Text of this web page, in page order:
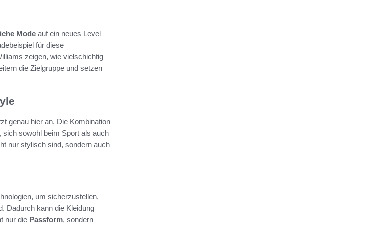
Mode auf ein neues Level
für diese
zeigen, wie vielschichtig
die Zielgruppe und setzen
genau hier an. Die Kombination
sich sowohl beim Sport als auch
nur stylisch sind, sondern auch
um sicherzustellen,
Dadurch kann die Kleidung
nur die Passform, sondern